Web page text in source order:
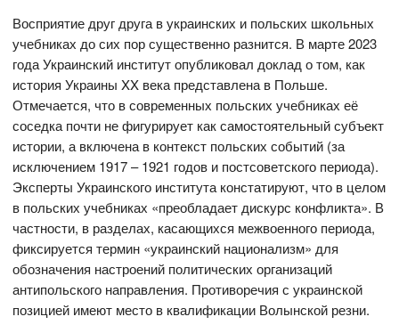
Восприятие друг друга в украинских и польских школьных
учебниках до сих пор существенно разнится. В марте 2023
года Украинский институт опубликовал доклад о том, как
история Украины XX века представлена в Польше.
Отмечается, что в современных польских учебниках её
соседка почти не фигурирует как самостоятельный субъект
истории, а включена в контекст польских событий (за
исключением 1917 – 1921 годов и постсоветского периода).
Эксперты Украинского института констатируют, что в целом
в польских учебниках «преобладает дискурс конфликта». В
частности, в разделах, касающихся межвоенного периода,
фиксируется термин «украинский национализм» для
обозначения настроений политических организаций
антипольского направления. Противоречия с украинской
позицией имеют место в квалификации Волынской резни.